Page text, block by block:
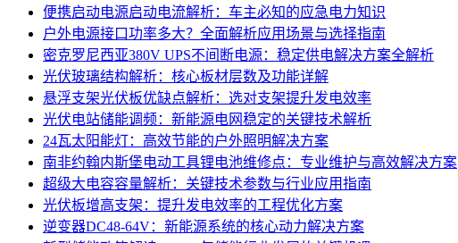
便携启动电源启动电流解析：车主必知的应急电力知识
户外电源接口功率多大？全面解析应用场景与选择指南
密克罗尼西亚380V UPS不间断电源：稳定供电解决方案全解析
光伏玻璃结构解析：核心板材层数及功能详解
悬浮支架光伏板优缺点解析：选对支架提升发电效率
光伏电站储能调频：新能源电网稳定的关键技术解析
24瓦太阳能灯：高效节能的户外照明解决方案
南非约翰内斯堡电动工具锂电池维修点：专业维护与高效解决方案
超级大电容容量解析：关键技术参数与行业应用指南
光伏板增高支架：提升发电效率的工程优化方案
逆变器DC48-64V：新能源系统的核心动力解决方案